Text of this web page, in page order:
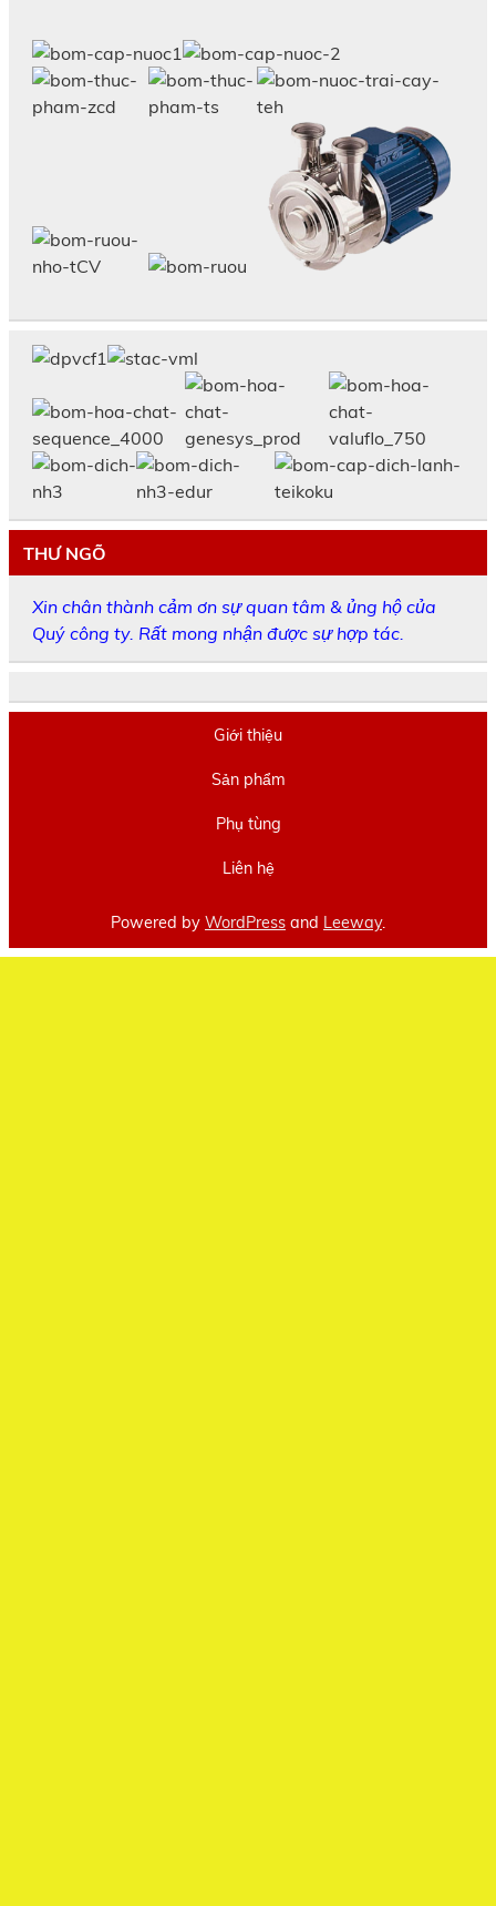
THƯ NGÕ
Xin chân thành cảm ơn sự quan tâm & ủng hộ của
Quý công ty. Rất mong nhận được sự hợp tác.
Giới thiệu
Sản phẩm
Phụ tùng
Liên hệ
Powered by WordPress and Leeway.